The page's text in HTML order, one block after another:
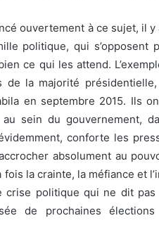
ouvertement à ce sujet, il
politique, qui s’opposent
ce qui les attend.
la majorité
en septembre 2015. Ils
sein du gouvernement,
conforte les
absolument au
la crainte, la méfiance et
politique qui ne dit
de prochaines